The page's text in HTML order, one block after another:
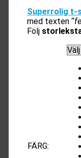
priset
var:
489kr.
är:
Superrolig t-
med texten “
Följ
FÄRG: